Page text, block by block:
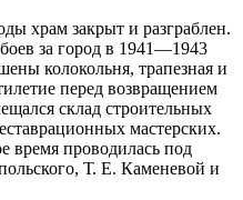
храм закрыт и разграблен.
за город в 1941—1943
колокольня, трапезная и
перед возвращением
склад строительных
мастерских.
время проводилась под
Т. Е. Каменевой и